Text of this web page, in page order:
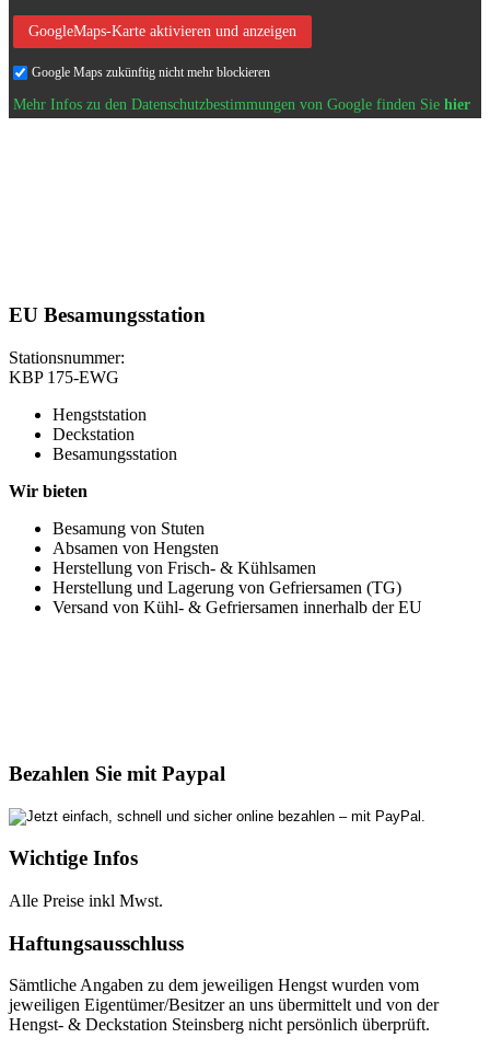
GoogleMaps-Karte aktivieren und anzeigen
Google Maps zukünftig nicht mehr blockieren
Mehr Infos zu den Datenschutzbestimmungen von Google finden Siehier
EU Besamungsstation
Stationsnummer:
KBP 175-EWG
Hengststation
Deckstation
Besamungsstation
Wir bieten
Besamung von Stuten
Absamen von Hengsten
Herstellung von Frisch- & Kühlsamen
Herstellung und Lagerung von Gefriersamen (TG)
Versand von Kühl- & Gefriersamen innerhalb der EU
Bezahlen Sie mit Paypal
Wichtige Infos
Alle Preise inkl Mwst.
Haftungsausschluss
Sämtliche Angaben zu dem jeweiligen Hengst wurden vom
jeweiligen Eigentümer/Besitzer an uns übermittelt und von der
Hengst- & Deckstation Steinsberg nicht persönlich überprüft.